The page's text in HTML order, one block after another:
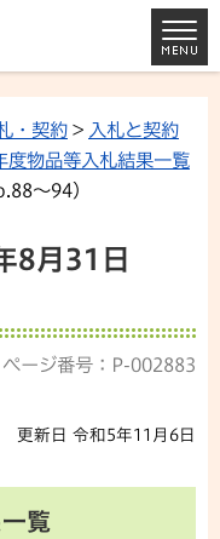
・契約 > 入札と契約
度物品等入札結果一覧
～94）
8月31日
ページ番号：P-002883
更新日 令和5年11月6日
覧